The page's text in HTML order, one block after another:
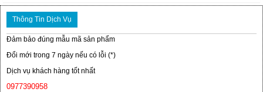
Thông Tin Dịch Vụ
Đảm bảo đúng mẫu mã sản phẩm
Đổi mới trong 7 ngày nếu có lỗi (*)
Dịch vụ khách hàng tốt nhất
0977390958